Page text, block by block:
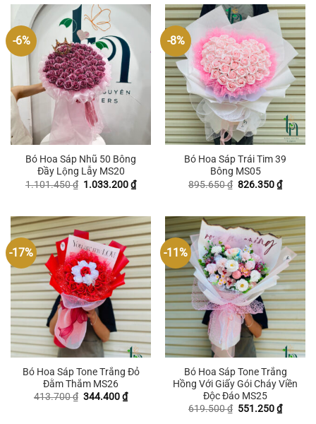
-6%
Bó Hoa Sáp Nhũ 50 Bông
Đầy Lộng Lẫy MS20
1.101.450₫ Giá
1.033.200₫Giá
hiện
1.033.200 ₫.
-8%
Bó Hoa Sáp Trái Tim 39
Bông MS05
895.650₫ Giá
826.350₫Giá
hiện
-17%
Bó Hoa Sáp Tone Trắng Đỏ
Đằm Thắm MS26
413.700₫ Giá
344.400₫Giá
hiện
-11%
Bó Hoa Sáp Tone Trắng
Hồng Với Giấy Gói Cháy Viền
Độc Đáo MS25
619.500₫ Giá
551.250₫Giá
hiện